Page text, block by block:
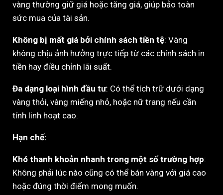
vàng thường giữ giá hoặc tăng giá, giúp bảo toàn
sức mua của tài sản.
Không bị mất giá bởi chính sách tiền tệ: Vàng
không chịu ảnh hưởng trực tiếp từ các chính sách in
tiền hay điều chỉnh lãi suất.
Đa dạng loại hình đầu tư: Có thể tích trữ dưới dạng
vàng thỏi, vàng miếng nhỏ, hoặc nữ trang nếu cần
tính linh hoạt cao.
Hạn chế:
Khó thanh khoản nhanh trong một số trường hợp:
Không phải lúc nào cũng có thể bán vàng với giá cao
hoặc đúng thời điểm mong muốn.